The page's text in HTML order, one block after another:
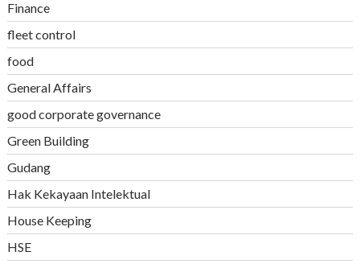
Finance
fleet control
food
General Affairs
good corporate governance
Green Building
Gudang
Hak Kekayaan Intelektual
House Keeping
HSE